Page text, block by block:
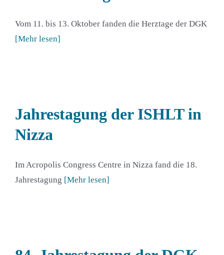
Vom 11. bis 13. Oktober fanden die Herztage der DGK
[Mehr lesen]
Jahrestagung der ISHLT in
Nizza
Im Acropolis Congress Centre in Nizza fand die 18.
Jahrestagung [Mehr lesen]